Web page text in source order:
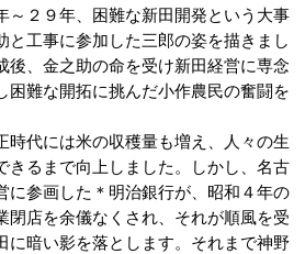
２９年、困難な新田開発という大事
と工事に参加した三郎の姿を描きまし
後、金之助の命を受け新田経営に専念
困難な開拓に挑んだ小作農民の奮闘を
代には米の収穫量も増え、人々の生
きるまで向上しました。しかし、名古
に参画した＊明治銀行が、昭和４年の
閉店を余儀なくされ、それが順風を受
に暗い影を落とします。それまで神野